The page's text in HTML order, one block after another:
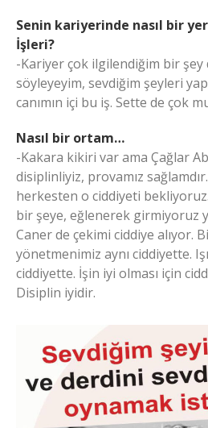
Senin kariyerinde nasıl bir
İşleri?
-Kariyer çok ilgilendiğim bir şey
söyleyeyim, sevdiğim şeyleri
canımın içi bu iş. Sette de çok
Nasıl bir ortam…
-Kakara kikiri var ama Çağlar
disiplinliyiz, provamız sağlamdır.
herkesten o ciddiyeti bekliyoruz.
bir şeye, eğlenerek girmiyoruz
Caner de çekimi ciddiye alıyor.
yönetmenimiz aynı ciddiyette.
ciddiyette. İşin iyi olması için
Disiplin iyidir.